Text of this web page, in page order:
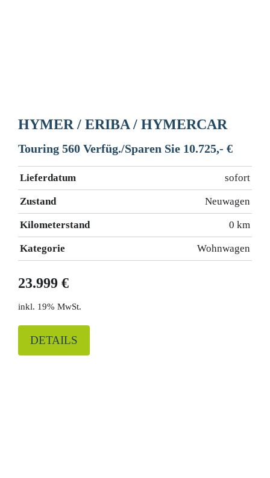
HYMER / ERIBA / HYMERCAR
Touring 560 Verfüg./Sparen Sie 10.725,- €
Lieferdatum sofort
Zustand Neuwagen
Kilometerstand 0 km
Kategorie Wohnwagen
23.999 €
19% MwSt.
DETAILS